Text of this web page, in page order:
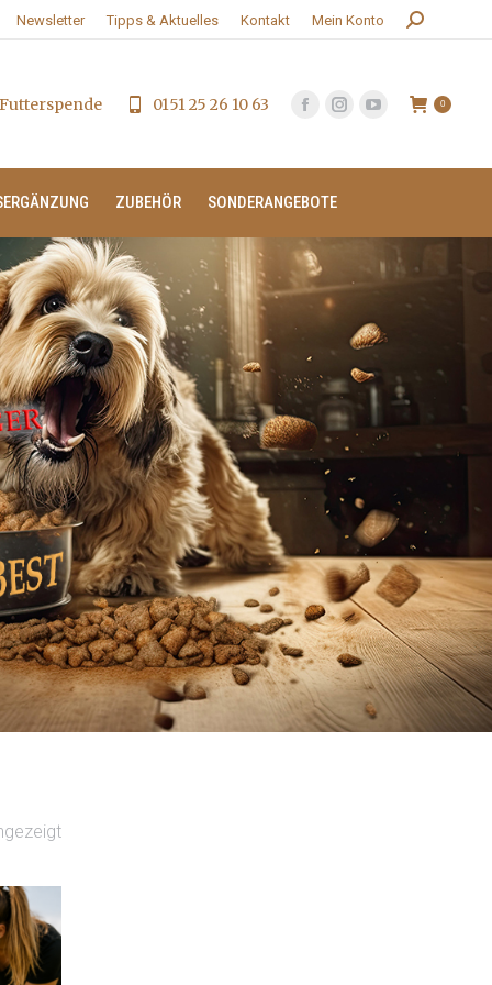
Newsletter Tipps & Aktuelles Kontakt Mein Konto Search:
Futterspende 0151 25 26 10 63 0
ZUBEHÖR SONDERANGEBOTE